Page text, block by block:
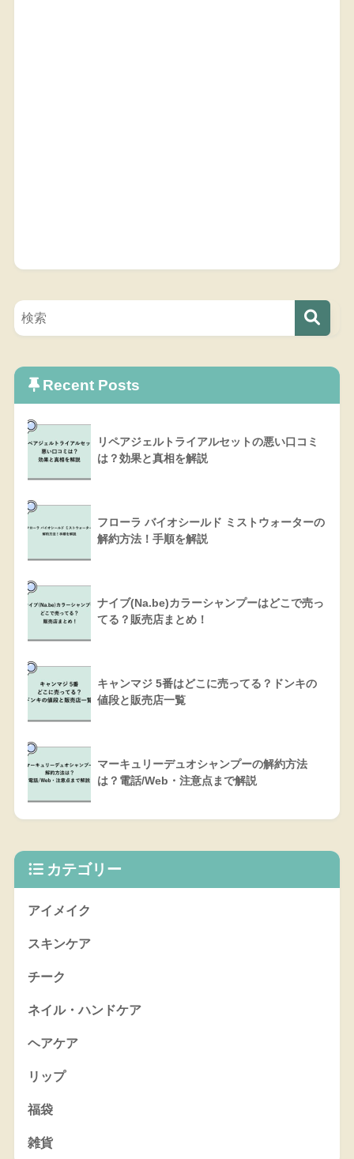
Recent Posts
リペアジェルトライアルセットの悪い口コミ
は？効果と真相を解説
フローラ バイオシールド ミストウォーターの
解約方法！手順を解説
ナイブ(Na.be)カラーシャンプーはどこで売っ
てる？販売店まとめ！
キャンマジ 5番はどこに売ってる？ドンキの
値段と販売店一覧
マーキュリーデュオシャンプーの解約方法
は？電話/Web・注意点まで解説
カテゴリー
アイメイク
スキンケア
チーク
ネイル・ハンドケア
ヘアケア
リップ
福袋
雑貨